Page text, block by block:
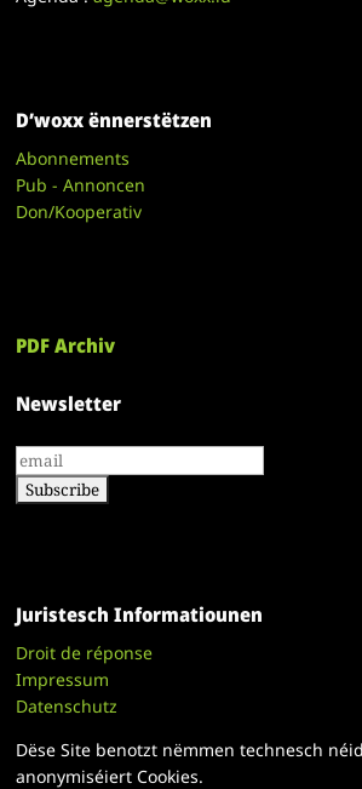
D’woxx ënnerstëtzen
Abonnements
Pub - Annoncen
Don/Kooperativ
PDF Archiv
Newsletter
Juristesch Informatiounen
Droit de réponse
Impressum
Datenschutz
Dëse Site benotzt nëmmen technesch
anonymiséiert Cookies.